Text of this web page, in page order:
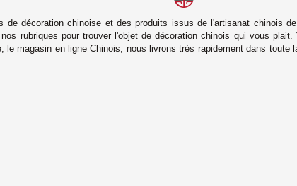
de décoration chinoise et des produits issus de l'artisanat chinois
rubriques pour trouver l'objet de décoration chinois qui vous
le magasin en ligne Chinois, nous livrons très rapidement dans toute